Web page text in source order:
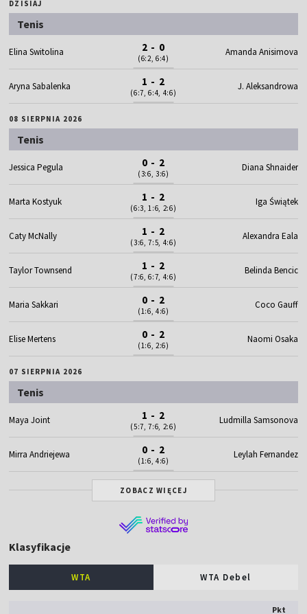
DZISIAJ
Tenis
Elina Switolina 2 - 0
(6:2, 6:4)
Amanda Anisimova
Aryna Sabalenka 1 - 2
(6:7, 6:4, 4:6)
J. Aleksandrowa
08 SIERPNIA 2026
Tenis
Jessica Pegula 0 - 2
(3:6, 3:6)
Diana Shnaider
Marta Kostyuk 1 - 2
(6:3, 1:6, 2:6)
Iga Świątek
Caty McNally 1 - 2
(3:6, 7:5, 4:6)
Alexandra Eala
Taylor Townsend 1 - 2
(7:6, 6:7, 4:6)
Belinda Bencic
Maria Sakkari 0 - 2
(1:6, 4:6)
Coco Gauff
Elise Mertens 0 - 2
(1:6, 2:6)
Naomi Osaka
07 SIERPNIA 2026
Tenis
Maya Joint 1 - 2
(5:7, 7:6, 2:6)
Ludmilla Samsonova
Mirra Andriejewa 0 - 2
(1:6, 4:6)
Leylah Fernandez
ZOBACZ WIĘCEJ
Klasyfikacje
WTA WTA Debel
Pkt